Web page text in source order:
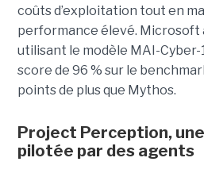
coûts d’exploitation tout en
performance élevé. Microsoft
utilisant le modèle MAI-Cyber-
score de 96 % sur le
points de plus que Mythos.
Project Perception,
pilotée par des agents